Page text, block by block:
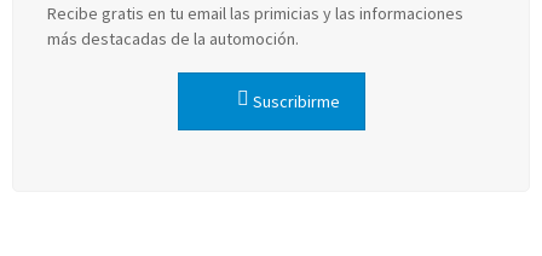
Recibe gratis en tu email las primicias y las informaciones
más destacadas de la automoción.
Suscribirme